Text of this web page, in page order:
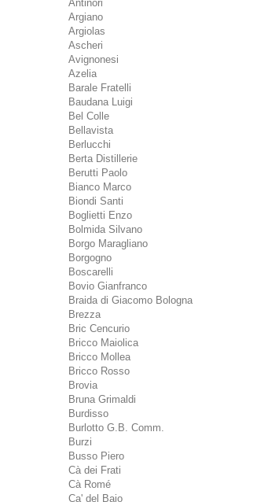
Antinori
Argiano
Argiolas
Ascheri
Avignonesi
Azelia
Barale Fratelli
Baudana Luigi
Bel Colle
Bellavista
Berlucchi
Berta Distillerie
Berutti Paolo
Bianco Marco
Biondi Santi
Boglietti Enzo
Bolmida Silvano
Borgo Maragliano
Borgogno
Boscarelli
Bovio Gianfranco
Braida di Giacomo Bologna
Brezza
Bric Cencurio
Bricco Maiolica
Bricco Mollea
Bricco Rosso
Brovia
Bruna Grimaldi
Burdisso
Burlotto G.B. Comm.
Burzi
Busso Piero
Cà dei Frati
Cà Romé
Ca' del Baio